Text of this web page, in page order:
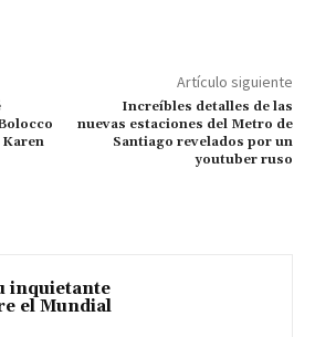
Karen
Artículo siguiente
Increíbles detalles de las
nuevas estaciones del Metro de
Santiago revelados por un
youtuber ruso
inquietante
el Mundial